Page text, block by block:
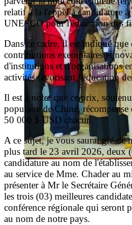
relatif à la l'appel à candidature
UNESCO pour l'éducation des
Dans ce cadre, il est indiqué que
contributions exemplaires et
d'institutions et d'organisations
activités favorisant l'éducation
Il est à noter que ce prix,
populaire de Chine, récompense
50 000 $ USD chacun.
A ce sujet, je vous saurai gré de
plus tard le 23 avril 2026, deux
candidature au nom de
au service de Mme. Chader au
présenter à Mr le Secrétaire
les trois (03) meilleures
conférence régionale qui seront
au nom de notre pays.